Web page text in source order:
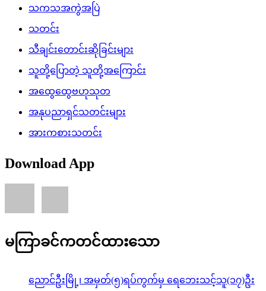
သကသအကွဲအပြဲ
သတင်း
သီချင်းတောင်းဆိုခြင်းများ
သူတို့ပြောတဲ့ သူတို့အကြောင်း
အထွေထွေဗဟုသုတ
အနုပညာရှင်သတင်းများ
အားကစားသတင်း
Download App
မကြာခင်ကတင်ထားသော
ညောင်ဦးမြို့၊ အမှတ်(၅)ရပ်ကွက်မှ ရေဘေးသင့်သူ(၁၇)ဦး